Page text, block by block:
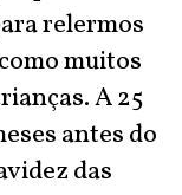
relermos
muitos
A 25
antes do
das